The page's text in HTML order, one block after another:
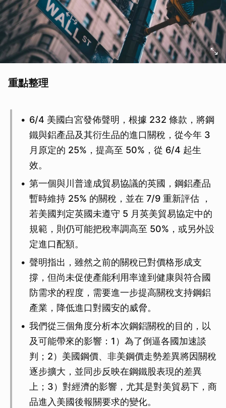
重點整理
6/4 美國白宮發佈聲明，根據 232 條款，將鋼
鐵與鋁產品及其衍生品的進口關稅，從今年 3
月原定的 25%，提高至 50%，從 6/4 起生
效。
第一個與川普達成貿易協議的英國，鋼鋁產品
暫時維持 25% 的關稅，並在 7/9 重新評估 ，
若美國判定英國未遵守 5 月英美貿易協定中的
規範，則仍可能把稅率調高至 50%，或另外設
定進口配額。
聲明指出，雖然之前的關稅已對價格形成支
撐，但尚未促使產能利用率達到健康與符合國
防需求的程度，需要進一步提高關稅支持鋼鋁
產業，降低進口對國安的威脅。
我們從三個角度分析本次鋼鋁關稅的目的，以
及可能帶來的影響：1）為了倒逼各國加速談
判；2）美國鋼價、非美鋼價走勢差異將因關稅
逐步擴大，並同步反映在鋼鐵股表現的差異
上；3）對經濟的影響，尤其是對美貿易下，商
品進入美國後報關要求的變化。